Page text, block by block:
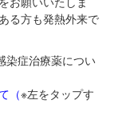
る方も発熱外来で
染症治療薬につい
（※左をタップす